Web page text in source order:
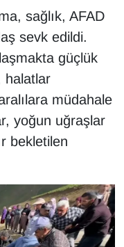
sağlık, AFAD
sevk edildi.
güçlük
halatlar
müdahale
yoğun uğraşlar
bekletilen